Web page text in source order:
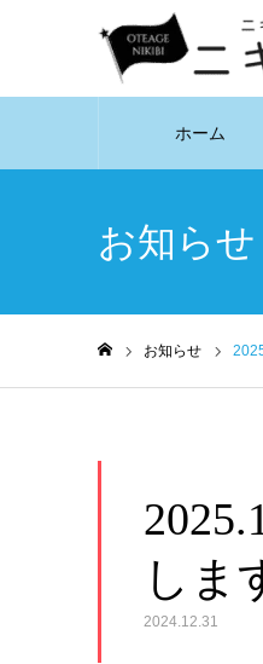
ホーム
お知らせ
お知らせ
しま
2024.12.31